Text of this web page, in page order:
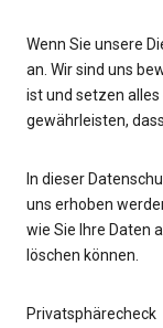
Wenn Sie unsere
an. Wir sind uns
ist und setzen
gewährleisten,
In dieser
uns erhoben
wie Sie Ihre Daten
löschen können.
Privatsphärecheck